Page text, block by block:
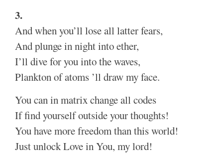
3.
And when you’ll lose all latter fears,
And plunge in night into ether,
I’ll dive for you into the waves,
Plankton of atoms ’ll draw my face.
You can in matrix change all codes
If find yourself outside your thoughts!
You have more freedom than this world!
Just unlock Love in You, my lord!